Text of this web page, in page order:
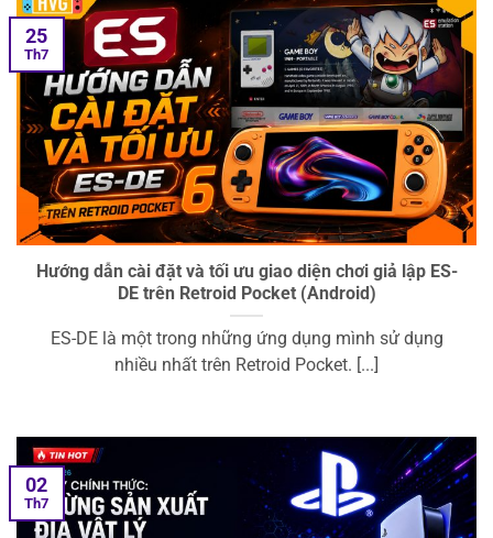
Hướng dẫn cài đặt và tối ưu giao diện chơi giả lập ES-
DE trên Retroid Pocket (Android)
ES-DE là một trong những ứng dụng mình sử dụng
nhiều nhất trên Retroid Pocket. [...]
25
Th7
02
Th7